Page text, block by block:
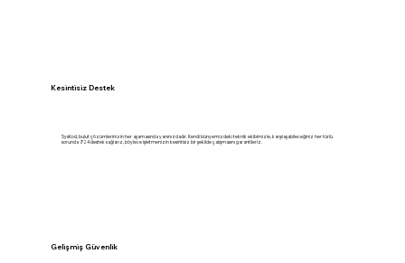
Gelişmiş Güvenlik
SysKod, bulut çözümlerinizin her aşamasında yanınızdadır. Kendi bünyemizdeki teknik ekibimizle, karşılaşabileceğiniz her türlü
sorunda 7/24 destek sağlarız, böylece işletmenizin kesintisiz bir şekilde çalışmasını garantileriz.
Kesintisiz Destek